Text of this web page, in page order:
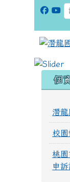
個
潛
校
桃
申